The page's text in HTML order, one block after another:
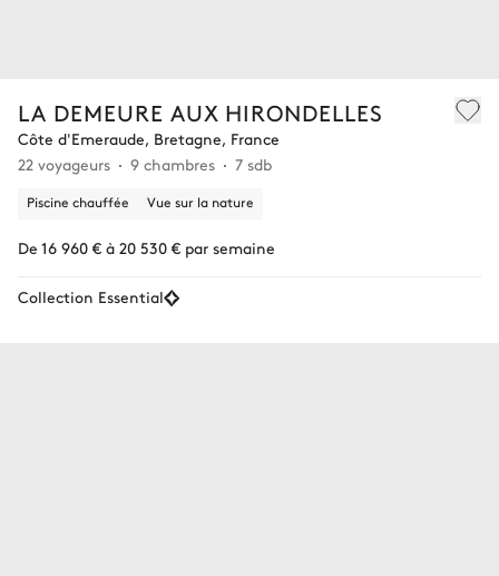
LA DEMEURE AUX HIRONDELLES
Côte d'Emeraude, Bretagne, France
22 voyageurs
9 chambres 7 sdb
Piscine chauffée Vue sur la nature
De 16 960 € à 20 530 € par semaine
Collection Essential